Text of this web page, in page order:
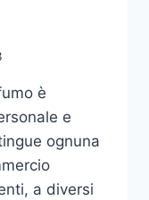
è
e
ognuna
a diversi